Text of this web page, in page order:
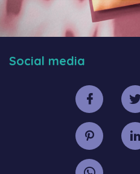
Social media